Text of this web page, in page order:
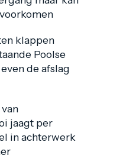
klappen
Poolse
de afslag
jaagt per
in achterwerk